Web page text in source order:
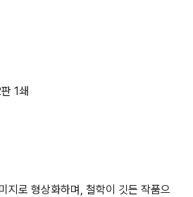
1쇄
지로 형상화하며, 철학이 깃든 작품으